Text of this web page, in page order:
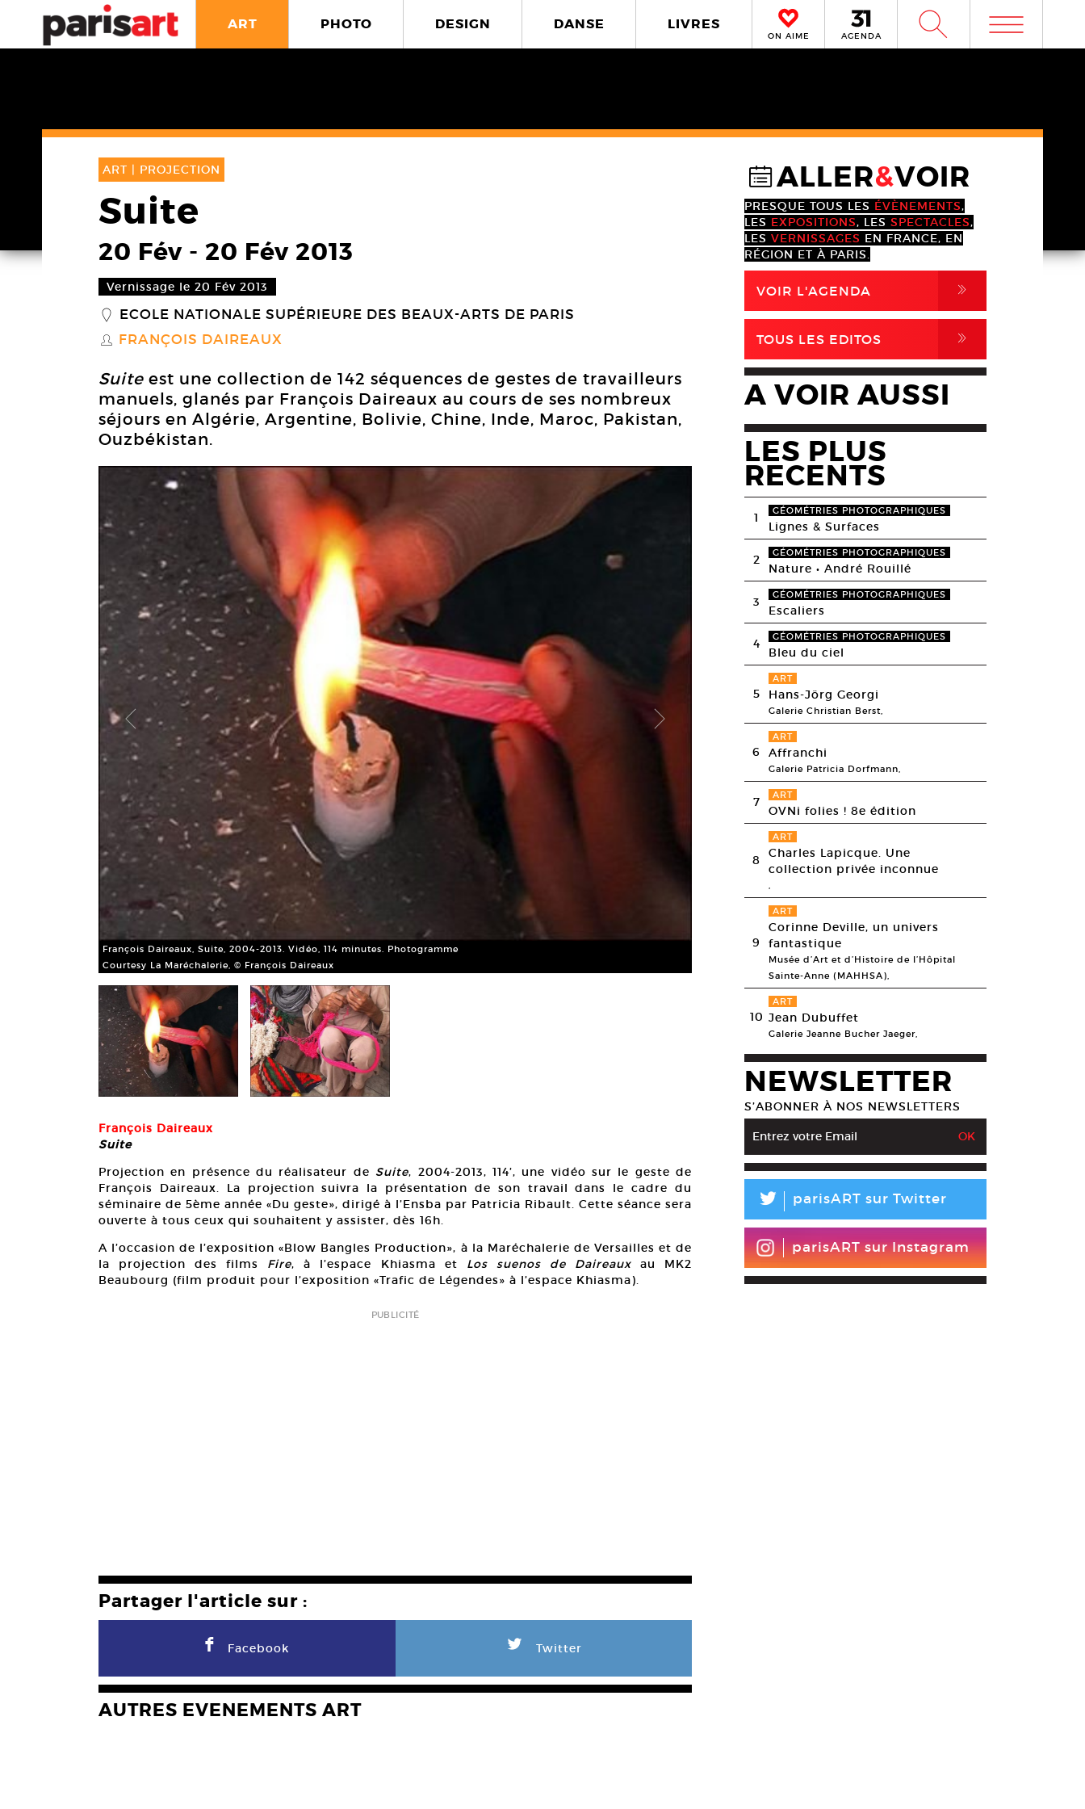
ART PHOTO DESIGN DANSE LIVRES
ON AIME AGENDA W m
ART | PROJECTION
Suite
20 Fév - 20 Fév 2013
Vernissage le 20 Fév 2013
_ ECOLE NATIONALE SUPÉRIEURE DES BEAUX-ARTS DE PARIS
S FRANÇOIS DAIREAUX
Suite est une collection de 142 séquences de gestes de travailleurs
manuels, glanés par François Daireaux au cours de ses nombreux
séjours en Algérie, Argentine, Bolivie, Chine, Inde, Maroc, Pakistan,
Ouzbékistan.
François Daireaux, Suite, 2004-2013. Vidéo, 114 minutes. Photogramme
Courtesy La Maréchalerie, © François Daireaux
François Daireaux, Suite, 2004-2013. Vidéo, 114 minutes. Photogramme
Courtesy La Maréchalerie, © François Daireaux
François Daireaux
Suite
Projection en présence du réalisateur de Suite, 2004-2013, 114’, une vidéo sur le geste de
François Daireaux. La projection suivra la présentation de son travail dans le cadre du
séminaire de 5ème année «Du geste», dirigé à l’Ensba par Patricia Ribault. Cette séance sera
ouverte à tous ceux qui souhaitent y assister, dès 16h.
A l’occasion de l’exposition «Blow Bangles Production», à la Maréchalerie de Versailles et de
la projection des films Fire, à l’espace Khiasma et Los suenos de Daireauxau MK2
Beaubourg (film produit pour l’exposition «Trafic de Légendes» à l’espace Khiasma).
PUBLICITÉ
Partager l'article sur :
F Facebook L Twitter
AUTRES EVENEMENTS ART
@ALLER&VOIR
PRESQUE TOUS LES ÉVÈNEMENTS,
LES EXPOSITIONS, LES SPECTACLES,
LES VERNISSAGES EN FRANCE, EN
RÉGION ET À PARIS.
VOIR L'AGENDA ,
TOUS LES EDITOS ,
A VOIR AUSSI
LES PLUS
RECENTS
1 GÉOMÉTRIES PHOTOGRAPHIQUES
Lignes & Surfaces
2 GÉOMÉTRIES PHOTOGRAPHIQUES
Nature • André Rouillé
3 GÉOMÉTRIES PHOTOGRAPHIQUES
Escaliers
4 GÉOMÉTRIES PHOTOGRAPHIQUES
Bleu du ciel
5
ART
Hans-Jörg Georgi
Galerie Christian Berst,
6
ART
Affranchi
Galerie Patricia Dorfmann,
7 ART
OVNi folies ! 8e édition
8
ART
Charles Lapicque. Une
collection privée inconnue
,
9
ART
Corinne Deville, un univers
fantastique
Musée d’Art et d’Histoire de l’Hôpital
Sainte-Anne (MAHHSA),
10
ART
Jean Dubuffet
Galerie Jeanne Bucher Jaeger,
NEWSLETTER
S’ABONNER À NOS NEWSLETTERS
L parisART sur Twitter
parisART sur Instagram